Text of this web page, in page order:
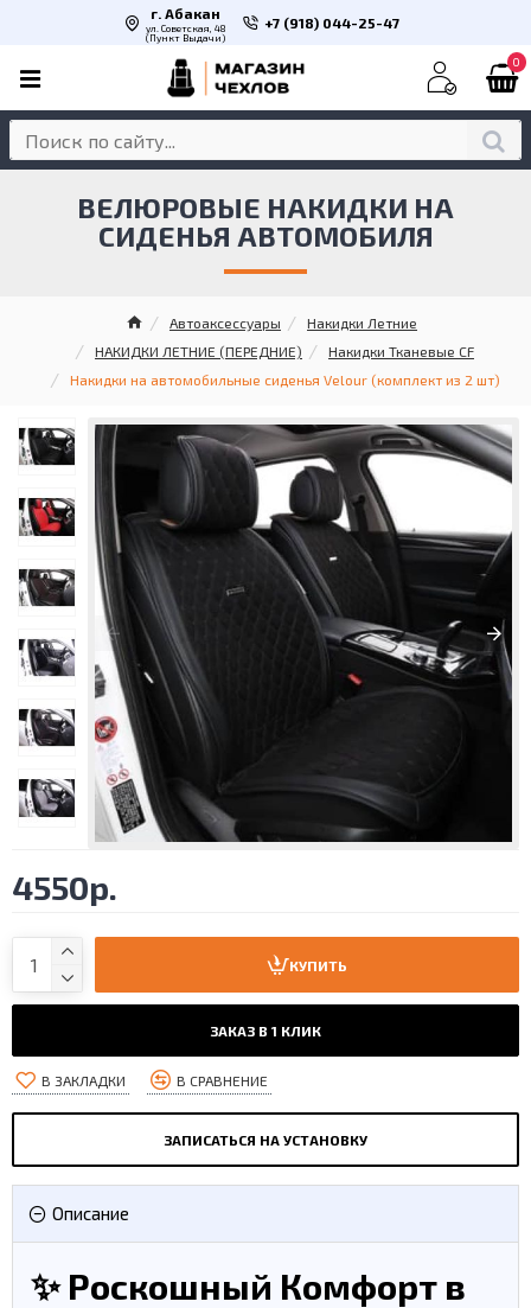
г. Абакан
ул. Советская, 48
(Пункт Выдачи)
+7 (918) 044-25-47
0
Автоаксессуары
Накидки Летние
НАКИДКИ ЛЕТНИЕ (ПЕРЕДНИЕ)
Накидки Тканевые CF
Накидки на автомобильные сиденья Velour (комплект из 2 шт)
ВЕЛЮРОВЫЕ НАКИДКИ НА
СИДЕНЬЯ АВТОМОБИЛЯ
4550р.
КУПИТЬ
ЗАКАЗ В 1 КЛИК
В ЗАКЛАДКИ В СРАВНЕНИЕ
ЗАПИСАТЬСЯ НА УСТАНОВКУ
Описание
✨ Роскошный Комфорт в